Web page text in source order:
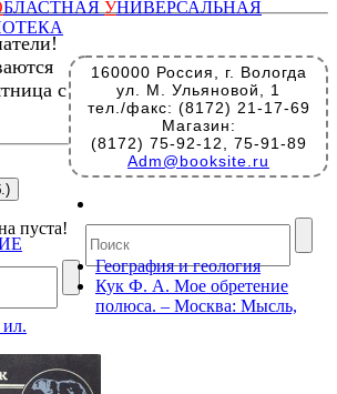
БЛАСТНАЯ УНИВЕРСАЛЬНАЯ
160000 Россия, г. Вологда
ул. М. Ульяновой, 1
тел./факс: (8172) 21-17-69
Магазин:
(8172) 75-92-12, 75-91-89
Adm@booksite.ru
с
пуста!
География и геология
Кук Ф. А. Мое обретение
полюса. – Москва: Мысль,
ил.